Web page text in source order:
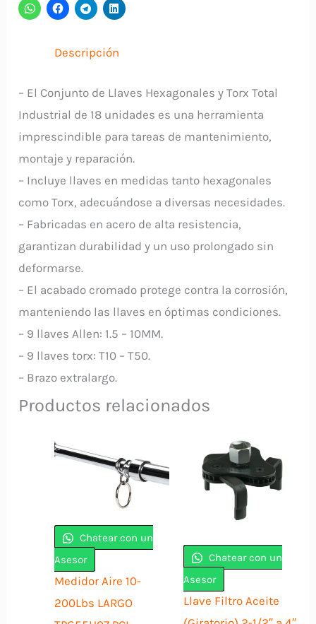
THT106KT0181
cantidadDescripción
– El Conjunto de Llaves Hexagonales y Torx Total
Industrial de 18 unidades es una herramienta
imprescindible para tareas de mantenimiento,
montaje y reparación.
– Incluye llaves en medidas tanto hexagonales
como Torx, adecuándose a diversas necesidades.
– Fabricadas en acero de alta resistencia,
garantizan durabilidad y un uso prolongado sin
deformarse.
– El acabado cromado protege contra la corrosión,
manteniendo las llaves en óptimas condiciones.
– 9 llaves Allen: 1.5 – 10MM.
– 9 llaves torx: T10 – T50.
– Brazo extralargo.
Productos relacionados
Chatear con un
Asesor
Medidor Aire 10-
200Lbs LARGO
Chatear con un
Asesor
Llave Filtro Aceite